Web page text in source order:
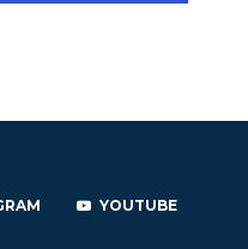
YOUTUBE